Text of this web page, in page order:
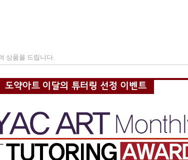
상품을 드립니다.